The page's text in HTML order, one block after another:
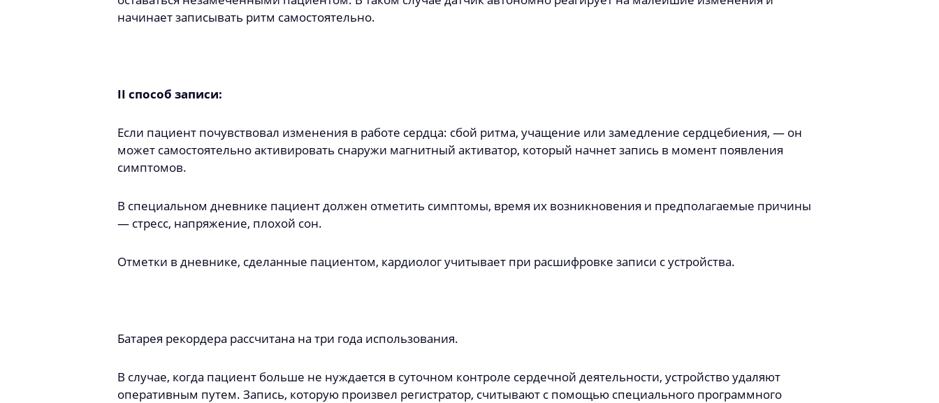
начинает записывать ритм самостоятельно.
II способ записи:
Если пациент почувствовал изменения в работе сердца: сбой ритма, учащение или замедление сердцебиения, ― он
может самостоятельно активировать снаружи магнитный активатор, который начнет запись в момент появления
симптомов.
В специальном дневнике пациент должен отметить симптомы, время их возникновения и предполагаемые причины
― стресс, напряжение, плохой сон.
Отметки в дневнике, сделанные пациентом, кардиолог учитывает при расшифровке записи с устройства.
Батарея рекордера рассчитана на три года использования.
В случае, когда пациент больше не нуждается в суточном контроле сердечной деятельности, устройство удаляют
оперативным путем. Запись, которую произвел регистратор, считывают с помощью специального программного